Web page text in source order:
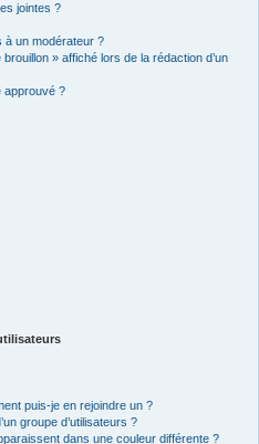
jointes ?
à un modérateur ?
» affiché lors de la rédaction d’un
approuvé ?
puis-je en rejoindre un ?
groupe d’utilisateurs ?
dans une couleur différente ?